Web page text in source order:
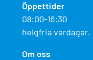
Öppettider
08:00-16:30
helgfria vardagar.
Om oss